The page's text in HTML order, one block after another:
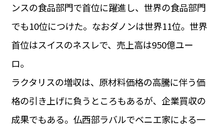
LIFE STYLE
BUSINESS
ビジネス・キャリア
INFOS PRATIQUES
TAG
タグ
#パリ
#お土産 #トリビア
#データで読み解くフランス
お問い合わせ
運営会社
サイトポリシー
ンスの食品部門で首位に躍進し、世界の食品部門
でも10位につけた。なおダノンは世界11位。世界
首位はスイスのネスレで、売上高は950億ユー
ロ。
ラクタリスの増収は、原材料価格の高騰に伴う価
格の引き上げに負うところもあるが、企業買収の
成果でもある。仏西部ラバルでベニエ家による一